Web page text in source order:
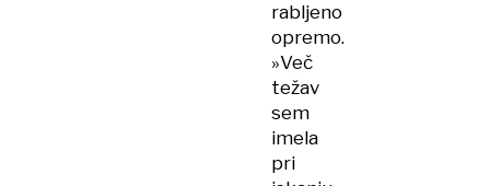
rabljeno
opremo.
»Več
težav
sem
imela
pri